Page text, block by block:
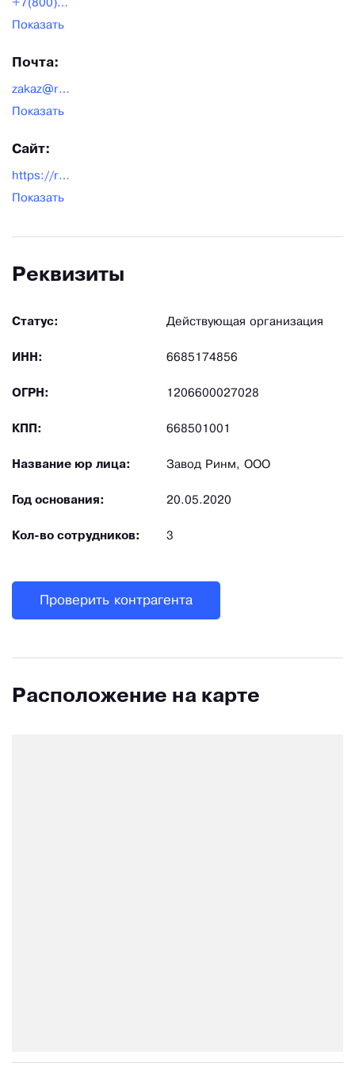
+7(800)777-65-70
Показать
Почта:
zakaz@rezervuar-met.ru
Показать
Сайт:
https://rezervuar-met.ru/
Показать
Реквизиты
Статус: Действующая организация
ИНН: 6685174856
ОГРН: 1206600027028
КПП: 668501001
Название юр лица: Завод Ринм, ООО
Год основания: 20.05.2020
Кол-во сотрудников: 3
Проверить контрагента
Расположение на карте